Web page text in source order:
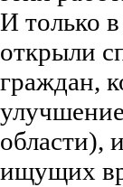
И только в
открыли
граждан,
области),
ищущих